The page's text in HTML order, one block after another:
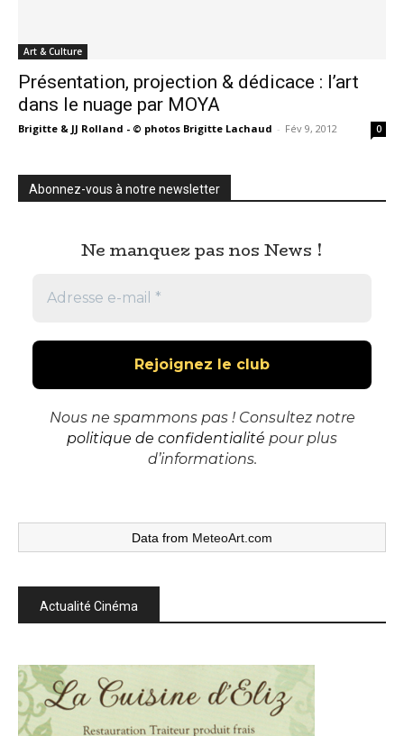
Art & Culture
Présentation, projection & dédicace : l’art
dans le nuage par MOYA
Brigitte & JJ Rolland - © photos Brigitte Lachaud - Fév 9, 2012 0
Abonnez-vous à notre newsletter
Ne manquez pas nos News !
Nous ne spammons pas ! Consultez notre
politique de confidentialité pour plus
d’informations.
Data from MeteoArt.com
Actualité Cinéma